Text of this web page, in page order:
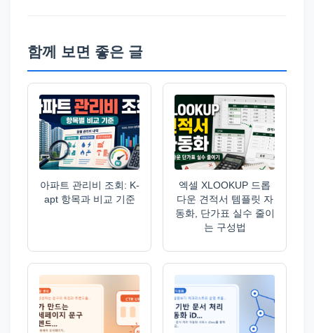
함께 보면 좋은 글
아파트 관리비 조회: K-
apt 항목과 비교 기준
엑셀 XLOOKUP 드롭
다운 견적서 템플릿 자
동화, 단가표 실수 줄이
는 구성법